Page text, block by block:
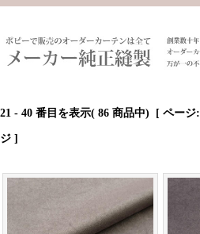
21 - 40 番目を表示( 86 商品中) [ ページ:
ジ ]